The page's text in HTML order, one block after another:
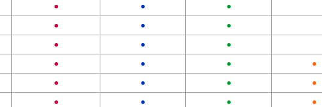
● ● ●
● ● ●
● ● ●
● ● ● ●
● ● ● ●
● ● ● ●